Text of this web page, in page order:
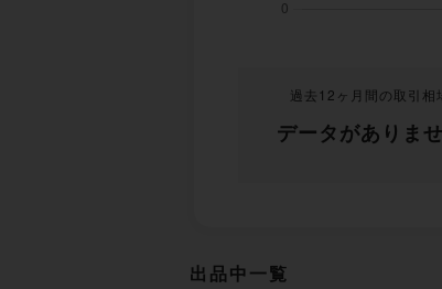
過去12ヶ月間の取引相
データがありま
出品中一覧